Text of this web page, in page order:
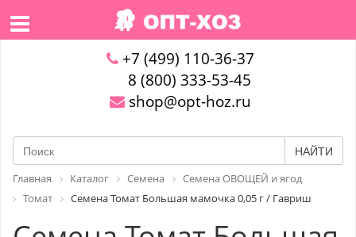
+7 (499) 110-36-37
8 (800) 333-53-45
shop@opt-hoz.ru
НАЙТИ
Главная Каталог Семена
Семена ОВОЩЕЙ и ягод
Томат
Семена Томат Большая мамочка 0,05 г / Гавриш